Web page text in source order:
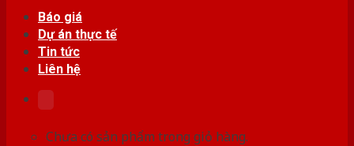
Báo giá
Dự án thực tế
Tin tức
Liên hệ
Chưa có sản phẩm trong giỏ hàng.